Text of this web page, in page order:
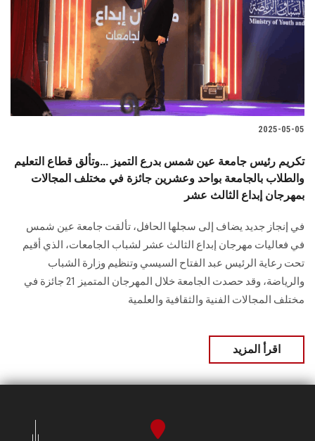
الطلاب
هيئة التدريس
الدراسات العليا
الموظفون
سجل الان
2025-05-05
تكريم رئيس جامعة عين شمس بدرع التميز ...وتألق قطاع التعليم
والطلاب بالجامعة بواحد وعشرين جائزة في مختلف المجالات
بمهرجان إبداع الثالث عشر
في إنجاز جديد يضاف إلى سجلها الحافل، تألقت جامعة عين شمس
في فعاليات مهرجان إبداع الثالث عشر لشباب الجامعات، الذي أقيم
تحت رعاية الرئيس عبد الفتاح السيسي وتنظيم وزارة الشباب
والرياضة، وقد حصدت الجامعة خلال المهرجان المتميز 21 جائزة في
مختلف المجالات الفنية والثقافية والعلمية
اقرأ المزيد